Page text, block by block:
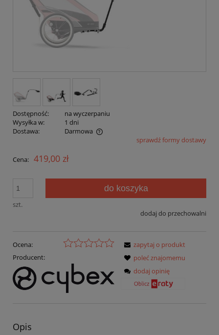
Dostępność:
na wyczerpaniu
Wysyłka w:
1 dni
Dostawa:
Darmowa
Cena nie zawiera ewentualnych kosztów płatnościsprawdź formy dostawy
Cena: 419,00 zł
szt.
do koszyka
dodaj do przechowalni
Ocena:
Producent:
zapytaj o produkt
poleć znajomemu
dodaj opinię
Opis